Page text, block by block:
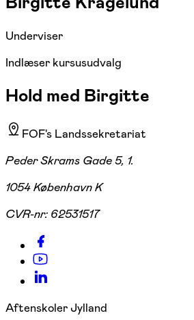
Underviser
Indlæser kursusudvalg
Hold med Birgitte
FOF's Landssekretariat
Peder Skrams Gade 5, 1.
1054 København K
CVR-nr: 62531517
Aftenskoler Jylland